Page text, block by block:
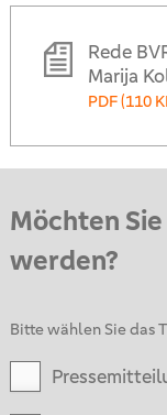
Rede
Marija
PDF (110
Möchten
werden?
Bitte wählen Sie das